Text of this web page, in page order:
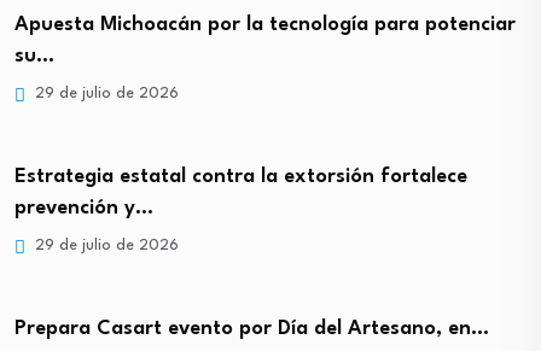
Apuesta Michoacán por la tecnología para potenciar
su…
29 de julio de 2026
Estrategia estatal contra la extorsión fortalece
prevención y…
29 de julio de 2026
Prepara Casart evento por Día del Artesano, en…